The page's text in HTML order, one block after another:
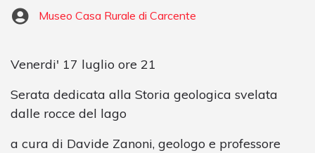
Museo Casa Rurale di Carcente
Venerdi' 17 luglio ore 21
Serata dedicata alla Storia geologica svelata
dalle rocce del lago
a cura di Davide Zanoni, geologo e professore